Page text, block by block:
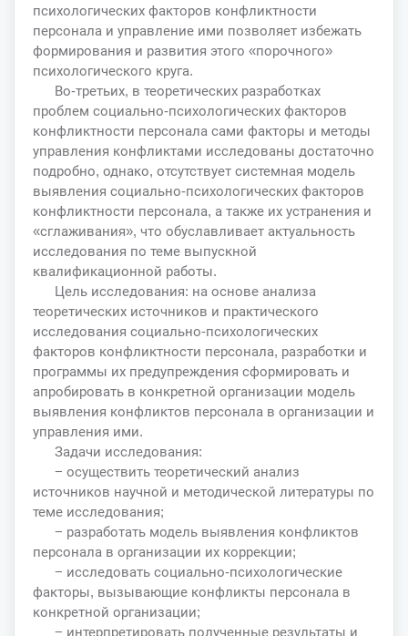
психологических факторов конфликтности
персонала и управление ими позволяет избежать
формирования и развития этого «порочного»
психологического круга.
Во-третьих, в теоретических разработках
проблем социально-психологических факторов
конфликтности персонала сами факторы и методы
управления конфликтами исследованы достаточно
подробно, однако, отсутствует системная модель
выявления социально-психологических факторов
конфликтности персонала, а также их устранения и
«сглаживания», что обуславливает актуальность
исследования по теме выпускной
квалификационной работы.
Цель исследования: на основе анализа
теоретических источников и практического
исследования социально-психологических
факторов конфликтности персонала, разработки и
программы их предупреждения сформировать и
апробировать в конкретной организации модель
выявления конфликтов персонала в организации и
управления ими.
Задачи исследования:
− осуществить теоретический анализ
источников научной и методической литературы по
теме исследования;
− разработать модель выявления конфликтов
персонала в организации их коррекции;
− исследовать социально-психологические
факторы, вызывающие конфликты персонала в
конкретной организации;
− интерпретировать полученные результаты и